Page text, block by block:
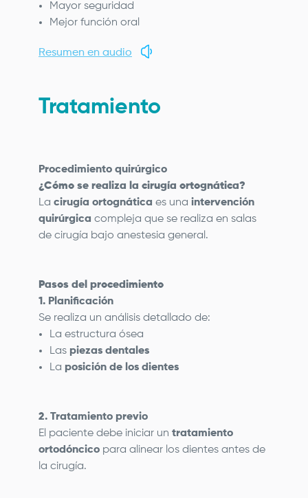
Mayor seguridad
Mejor función oral
Resumen en audio
Tratamiento
Procedimiento quirúrgico
¿Cómo se realiza la cirugía ortognática?
La cirugía ortognática es una intervención
quirúrgica compleja que se realiza en salas
de cirugía bajo anestesia general.
Pasos del procedimiento
1. Planificación
Se realiza un análisis detallado de:
La estructura ósea
Las piezas dentales
La posición de los dientes
2. Tratamiento previo
El paciente debe iniciar un tratamiento
ortodóncico para alinear los dientes antes de
la cirugía.